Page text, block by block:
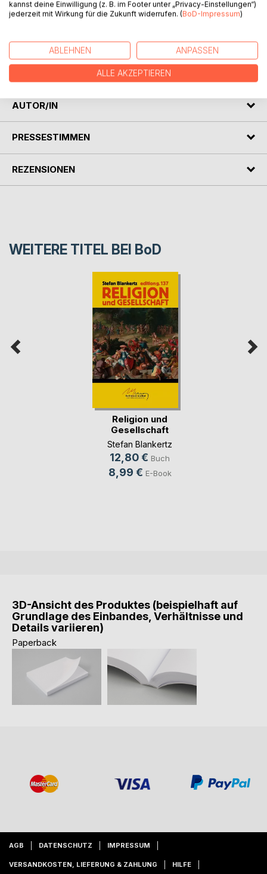
»Minderheiten und Mehrheiten«, dem der Übersetzer
Gustav Landauer den Titel »Die Masse« gab, sowie zwei
1919 wegen seiner Beteiligung an der Münchner
Räterepublik ermordet, über die Verwirrung des Staats mit
der Nation aus den Jahren 1911 und 1915.
AUTOR/IN
PRESSESTIMMEN
REZENSIONEN
WEITERE TITEL BEI BoD
Religion und
Gesellschaft
Stefan Blankertz
12,80 € Buch
8,99 € E-Book
3D-Ansicht des Produktes (beispielhaft auf
Grundlage des Einbandes, Verhältnisse und
Details variieren)
Paperback
AGB DATENSCHUTZ IMPRESSUM
VERSANDKOSTEN, LIEFERUNG & ZAHLUNG HILFE
kannst deine Einwilligung (z. B. im Footer unter „Privacy-Einstellungen“)
jederzeit mit Wirkung für die Zukunft widerrufen. (BoD-Impressum)
ABLEHNEN ANPASSEN
ALLE AKZEPTIEREN